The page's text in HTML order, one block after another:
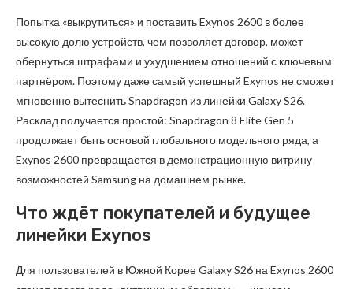
Попытка «выкрутиться» и поставить Exynos 2600 в более
высокую долю устройств, чем позволяет договор, может
обернуться штрафами и ухудшением отношений с ключевым
партнёром. Поэтому даже самый успешный Exynos не сможет
мгновенно вытеснить Snapdragon из линейки Galaxy S26.
Расклад получается простой: Snapdragon 8 Elite Gen 5
продолжает быть основой глобального модельного ряда, а
Exynos 2600 превращается в демонстрационную витрину
возможностей Samsung на домашнем рынке.
Что ждёт покупателей и будущее
линейки Exynos
Для пользователей в Южной Корее Galaxy S26 на Exynos 2600